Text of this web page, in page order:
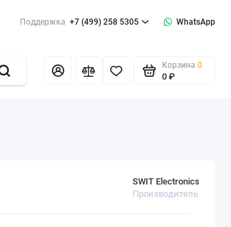
Поддержка +7 (499) 258 5305 WhatsApp
Корзина 0
0 ₽
SWIT Electronics
Производитель